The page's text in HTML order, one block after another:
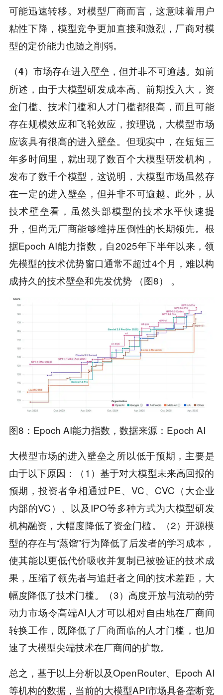
可能迅速转移。对模型厂商而言，这意味着用户
粘性下降，模型竞争更加直接和激烈，厂商对模
型的定价能力也随之削弱。
（4）市场存在进入壁垒，但并非不可逾越。如前
所述，由于大模型研发成本高、前期投入大，资
金门槛、技术门槛和人才门槛都很高，而且可能
存在规模效应和飞轮效应，按理说，大模型市场
应该具有很高的进入壁垒。但现实中，在短短三
年多时间里，就出现了数百个大模型研发机构，
发布了数千个模型，这说明，大模型市场虽然存
在一定的进入壁垒，但并非不可逾越。此外，从
技术壁垒看，虽然头部模型的技术水平快速提
升，但尚无厂商能够维持压倒性的长期领先。根
据Epoch AI能力指数，自2025年下半年以来，领
先模型的技术优势窗口通常不超过4个月，难以构
成持久的技术壁垒和先发优势 （图8） 。
图8：Epoch AI能力指数，数据来源：Epoch AI
大模型市场的进入壁垒之所以低于预期，主要是
由于以下原因：（1）基于对大模型未来高回报的
预期，投资者争相通过PE、VC、CVC（大企业
内部的VC）、以及IPO等多种方式为大模型研发
机构融资，大幅度降低了资金门槛。（2）开源模
型的存在与“蒸馏”行为降低了后发者的学习成本，
使其能以更低代价吸收并复制已被验证的技术成
果，压缩了领先者与追赶者之间的技术差距，大
幅度降低了技术门槛。（3）高度开放与流动的劳
动力市场令高端AI人才可以相对自由地在厂商间
转换工作，既降低了厂商面临的人才门槛，也加
速了大模型尖端技术在厂商间的扩散。
总之，基于以上分析以及OpenRouter、Epoch AI
等机构的数据，当前的大模型API市场具备垄断竞